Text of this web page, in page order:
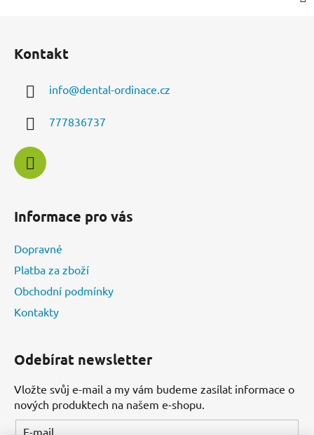
Kontakt
info@dental-ordinace.cz
777836737
Informace pro vás
Dopravné
Platba za zboží
Obchodní podmínky
Kontakty
Odebírat newsletter
Vložte svůj e-mail a my vám budeme zasílat informace o
nových produktech na našem e-shopu.
E-mail